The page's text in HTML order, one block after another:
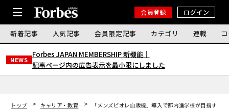
会員登録 ログイン
新着記事 人気記事 会員限定記事 カテゴリ 連載
NEWS
Forbes JAPAN MEMBERSHIP 新機能｜
記事ページ内の広告表示を最小限にしました
トップ キャリア・教育
「メンズビオレ自販機」導入で都内進学校が目指すこ